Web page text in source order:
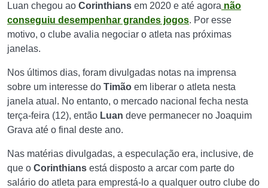
Luan chegou ao Corinthians em 2020 e até agora não
conseguiu desempenhar grandes jogos. Por esse
motivo, o clube avalia negociar o atleta nas próximas
janelas.
Nos últimos dias, foram divulgadas notas na imprensa
sobre um interesse do Timão em liberar o atleta nesta
janela atual. No entanto, o mercado nacional fecha nesta
terça-feira (12), então Luan deve permanecer no Joaquim
Grava até o final deste ano.
Nas matérias divulgadas, a especulação era, inclusive, de
que o Corinthians está disposto a arcar com parte do
salário do atleta para emprestá-lo a qualquer outro clube do